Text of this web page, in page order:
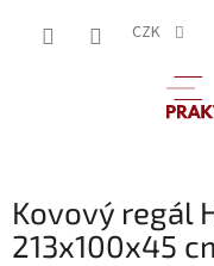
CZK
Kovový regál
213x100x45